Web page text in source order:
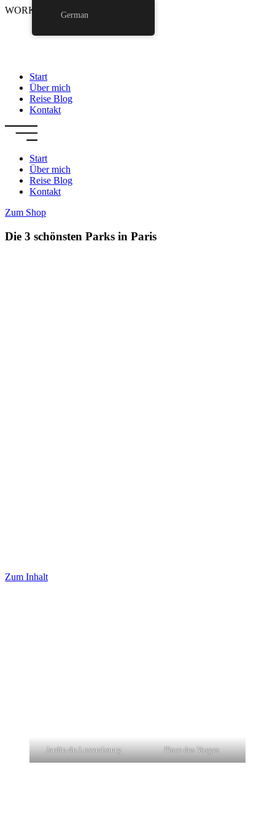
Zum
wechseln
WORK WITH ME
Start
Über mich
Reise Blog
Kontakt
Start
Über mich
Reise Blog
Kontakt
Zum Shop
Die 3 schönsten Parks in Paris
Zum Inhalt
Jardin du Luxembourg Place des Vosges
German